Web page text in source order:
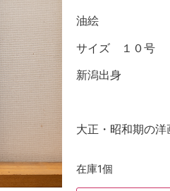
油絵
サイズ １０号
新潟出身
大正・昭和期の
在庫1個